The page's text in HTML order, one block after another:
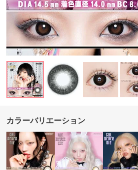
カラーバリエーション